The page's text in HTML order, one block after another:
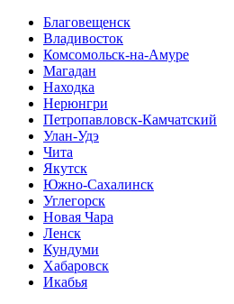
Благовещенск
Владивосток
Комсомольск-на-Амуре
Магадан
Находка
Нерюнгри
Петропавловск-Камчатский
Улан-Удэ
Чита
Якутск
Южно-Сахалинск
Углегорск
Новая Чара
Ленск
Кундуми
Хабаровск
Икабья